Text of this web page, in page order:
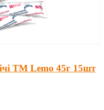
ТМ Lemo 45г 15шт